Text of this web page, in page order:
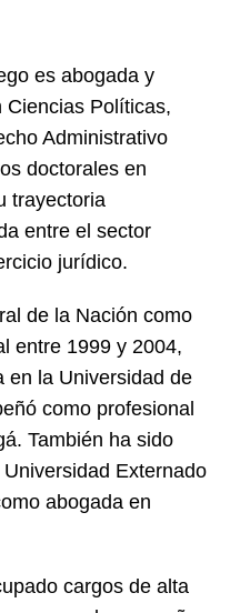
es abogada y
Políticas,
Administrativo
doctorales en
trayectoria
entre el sector
jurídico.
de la Nación como
entre 1999 y 2004,
en la Universidad de
como profesional
También ha sido
Externado
abogada en
cargos de alta